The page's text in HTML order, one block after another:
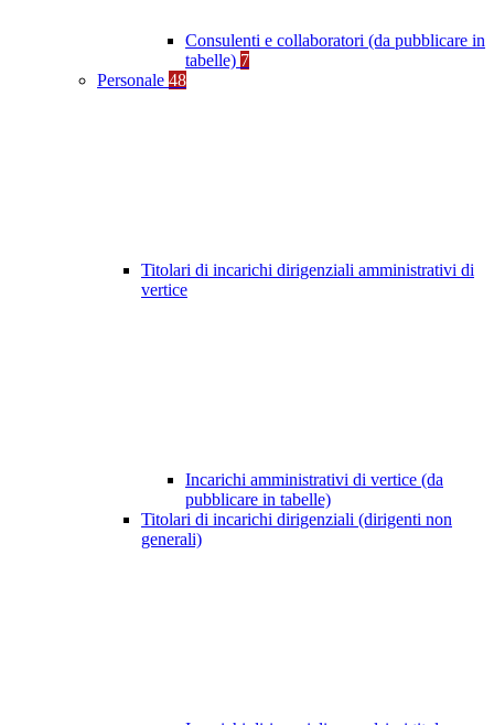
Consulenti e collaboratori (da pubblicare in
tabelle) 7
Personale 48
Titolari di incarichi dirigenziali amministrativi di
vertice
Incarichi amministrativi di vertice (da
pubblicare in tabelle)
Titolari di incarichi dirigenziali (dirigenti non
generali)